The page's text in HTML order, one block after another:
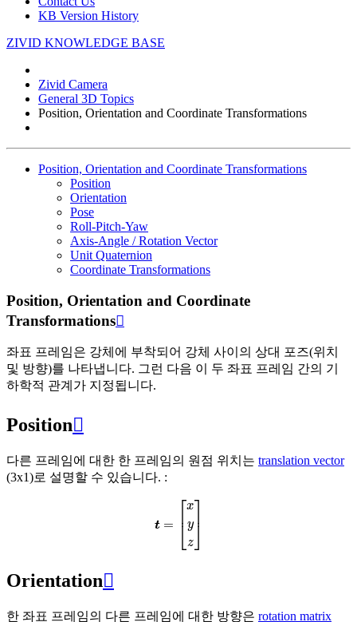
KB Version History
ZIVID KNOWLEDGE BASE
Zivid Camera
General 3D Topics
Position, Orientation and Coordinate Transformations
Position, Orientation and Coordinate Transformations
Position
Orientation
Pose
Roll-Pitch-Yaw
Axis-Angle / Rotation Vector
Unit Quaternion
Coordinate Transformations
Position, Orientation and Coordinate
Transformations
좌표 프레임은 강체에 부착되어 강체 사이의 상대 포즈(위치
및 방향)를 나타냅니다. 그런 다음 이 두 좌표 프레임 간의 기
하학적 관계가 지정됩니다.
Position
다른 프레임에 대한 한 프레임의 원점 위치는 translation vector
(3x1)로 설명할 수 있습니다. :
yz]
Orientation
한 좌표 프레임의 다른 프레임에 대한 방향은 rotation matrix